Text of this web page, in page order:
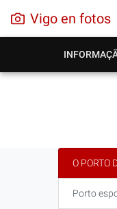
Vigo en fotos
O PORTO
Porto